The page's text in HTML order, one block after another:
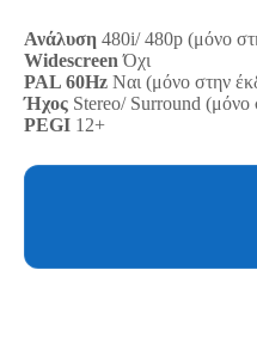
Ανάλυση 480i/ 480p (μόνο
Widescreen Όχι
PAL 60Hz Ναι (μόνο στην
Ήχος Stereo/ Surround
PEGI 12+